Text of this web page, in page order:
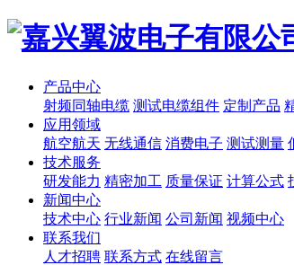
产品中心
射频同轴电缆 测试电缆组件 定制产品
应用领域
航空航天 无线通信 消费电子 测试测量
技术服务
研发能力 精密加工 质量保证 计算公式
新闻中心
技术中心 行业新闻 公司新闻 视频中心
联系我们
人才招聘 联系方式 在线留言